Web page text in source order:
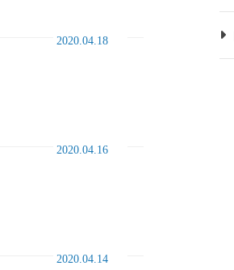
2020.04.18
2020.04.16
2020.04.14